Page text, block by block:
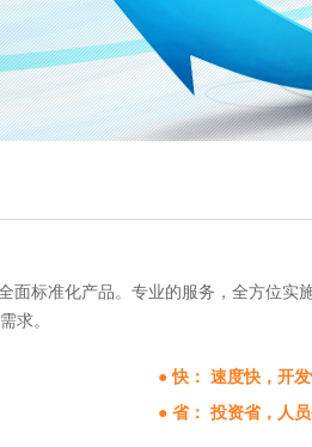
面标准化产品。专业的服务，全方位实
求。
● 快： 速度快，开
● 省： 投资省，人